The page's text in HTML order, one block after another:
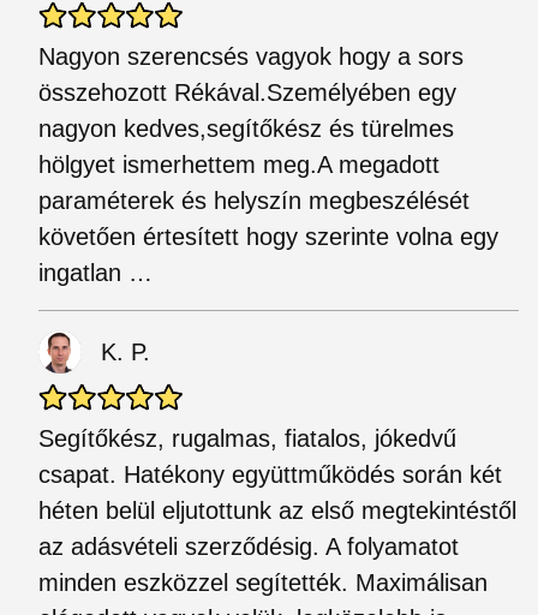
Nagyon szerencsés vagyok hogy a sors
összehozott Rékával.Személyében egy
nagyon kedves,segítőkész és türelmes
hölgyet ismerhettem meg.A megadott
paraméterek és helyszín megbeszélését
követően értesített hogy szerinte volna egy
ingatlan …
K. P.
Segítőkész, rugalmas, fiatalos, jókedvű
csapat. Hatékony együttműködés során két
héten belül eljutottunk az első megtekintéstől
az adásvételi szerződésig. A folyamatot
minden eszközzel segítették. Maximálisan